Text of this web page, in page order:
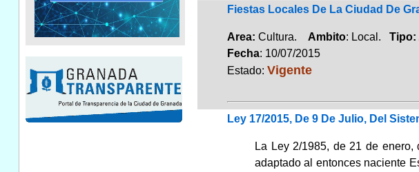
Fiestas Locales De La Ciudad De
Area: Cultura. Ambito: Local. Tipo:
Fecha: 10/07/2015
Estado: Vigente
Ley 17/2015, De 9 De Julio, Del
La Ley 2/1985, de 21 de
adaptado al entonces naciente